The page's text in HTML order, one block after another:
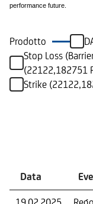
performance future.
Prodotto
Stop Loss
(22122,182751
Strike
Data